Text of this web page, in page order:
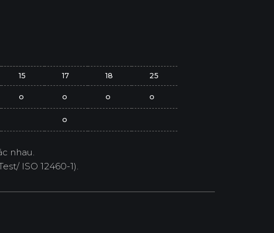
15 17 18 25
o o o o
o
nhau.
ISO 12460-1).